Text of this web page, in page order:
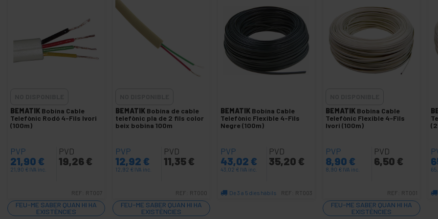
Eines per a telefonia
Protector de descàrregues telèfon
Components de xarxa ethernet
+
Fibra òptica
+
GSM GPRS 3G UMTS HSDPA GPS
+
TP-Link Technologies
+
Targetes i accessoris SCSI
+
Racks i
+
BEMATIK Bobina Cable
Telefònic Rodó 4-Fils Ivori
(100m)
PVP
21,90 €
21,90 € IVA inc.
PVD
19,26 €
REF: RT007
FEU-ME SABER QUAN HI HA
EXISTÈNCIES
BEMATIK Bobina de cable
telefònic pla de 2 fils color
beix bobina 100m
PVP
12,92 €
12,92 € IVA inc.
PVD
11,35 €
REF: RT000
FEU-ME SABER QUAN HI HA
EXISTÈNCIES
BEMATIK Bobina Cable
Telefònic Flexible 4-Fils
Negre (100m)
PVP
43,02 €
43,02 € IVA inc.
PVD
35,20 €
De 3 a 5 dies hàbils REF: RT003
BEMATIK Bobina Cable
Telefònic Flexible 4-Fils
Ivori (100m)
PVP
8,90 €
8,90 € IVA inc.
PVD
6,50 €
REF: RT001
FEU-ME SABER QUAN HI HA
EXISTÈNCIES